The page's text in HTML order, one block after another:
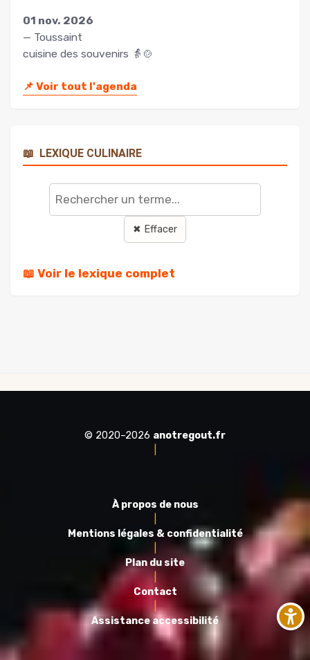
01 nov. 2026
— Toussaint
cuisine des souvenirs 👵🍲
📌 Voir tout l'agenda
📖 LEXIQUE CULINAIRE
Rechercher
terme
✖ Effacer
📖 Voir le lexique complet
© 2020–2026 anotregout.fr
À propos de nous
Mentions légales & confidentialité
Plan du site
|
Contact
|
Assistance accessibilité